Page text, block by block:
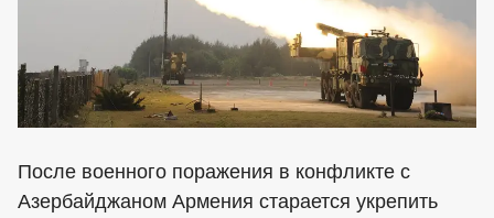
После военного поражения в конфликте с
Азербайджаном Армения старается укрепить